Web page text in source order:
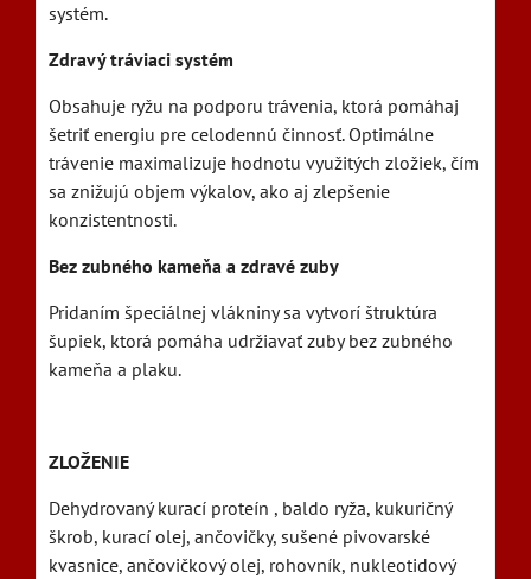
systém.
Zdravý tráviaci systém
Obsahuje ryžu na podporu trávenia, ktorá pomáhaj
šetriť energiu pre celodennú činnosť. Optimálne
trávenie maximalizuje hodnotu využitých zložiek, čím
sa znižujú objem výkalov, ako aj zlepšenie
konzistentnosti.
Bez zubného kameňa a zdravé zuby
Pridaním špeciálnej vlákniny sa vytvorí štruktúra
šupiek, ktorá pomáha udržiavať zuby bez zubného
kameňa a plaku.
ZLOŽENIE
Dehydrovaný kurací proteín , baldo ryža, kukuričný
škrob, kurací olej, ančovičky, sušené pivovarské
kvasnice, ančovičkový olej, rohovník, nukleotidový